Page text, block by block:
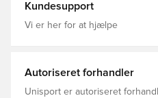
Kundesupport
Vi er her for at hjælpe
Autoriseret forhandler
Unisport er autoriseret